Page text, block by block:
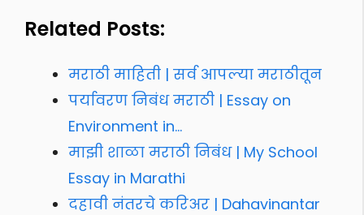
Related Posts:
मराठी माहिती | सर्व आपल्या मराठीतून
पर्यावरण निबंध मराठी | Essay on
Environment in…
माझी शाळा मराठी निबंध | My School
Essay in Marathi
दहावी नंतरचे करिअर | Dahavinantar